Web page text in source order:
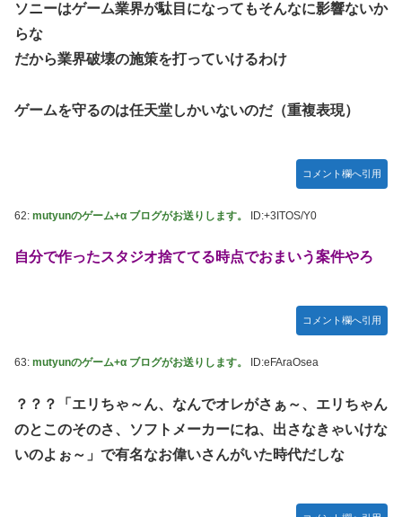
ソニーはゲーム業界が駄目になってもそんなに影響ないか
らな
だから業界破壊の施策を打っていけるわけ
ゲームを守るのは任天堂しかいないのだ（重複表現）
コメント欄へ引用
62: mutyunのゲーム+α ブログがお送りします。 ID:+3ITOS/Y0
自分で作ったスタジオ捨ててる時点でおまいう案件やろ
コメント欄へ引用
63: mutyunのゲーム+α ブログがお送りします。 ID:eFAraOsea
？？？「エリちゃ～ん、なんでオレがさぁ～、エリちゃん
のとこのそのさ、ソフトメーカーにね、出さなきゃいけな
いのよぉ～」で有名なお偉いさんがいた時代だしな